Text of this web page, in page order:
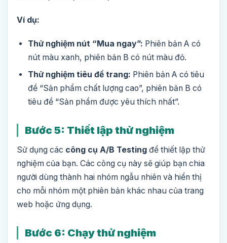
Ví dụ:
Thử nghiệm nút “Mua ngay”: Phiên bản A có
nút màu xanh, phiên bản B có nút màu đỏ.
Thử nghiệm tiêu đề trang: Phiên bản A có tiêu
đề “Sản phẩm chất lượng cao”, phiên bản B có
tiêu đề “Sản phẩm được yêu thích nhất”.
Bước 5: Thiết lập thử nghiệm
Sử dụng các công cụ A/B Testing để thiết lập thử
nghiệm của bạn. Các công cụ này sẽ giúp bạn chia
người dùng thành hai nhóm ngẫu nhiên và hiển thị
cho mỗi nhóm một phiên bản khác nhau của trang
web hoặc ứng dụng.
Bước 6: Chạy thử nghiệm